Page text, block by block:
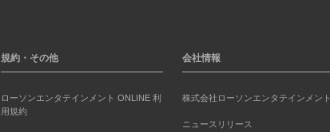
規約・その他
ローソンエンタテインメント ONLINE 利
用規約
会社情報
株式会社ローソンエンタテインメント
ニュースリリース